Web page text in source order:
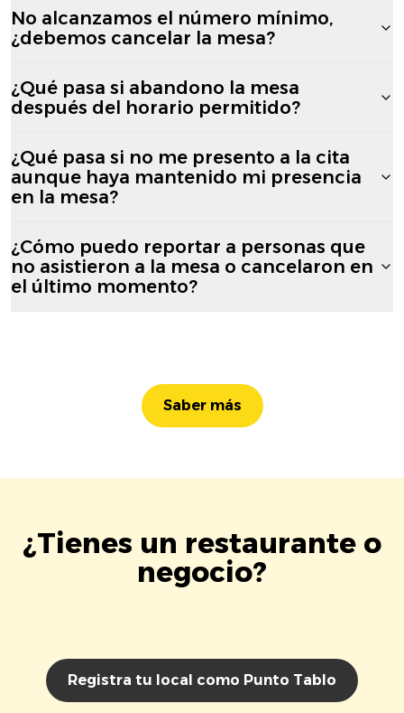
No alcanzamos el número mínimo,
¿debemos cancelar la mesa?
¿Qué pasa si abandono la mesa
después del horario permitido?
¿Qué pasa si no me presento a la cita
aunque haya mantenido mi presencia
en la mesa?
¿Cómo puedo reportar a personas que
no asistieron a la mesa o cancelaron en
el último momento?
Saber más
¿Tienes un restaurante o
negocio?
Registra tu local como Punto Tablo